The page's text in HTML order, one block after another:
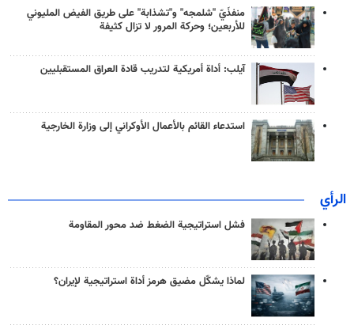
منفذَيّ "شلمجه" و"تشذابة" على طريق الفيض المليوني
للأربعين؛ وحركة المرور لا تزال كثيفة
آيلب: أداة أمريكية لتدريب قادة العراق المستقبليين
استدعاء القائم بالأعمال الأوكراني إلى وزارة الخارجية
الرأي
فشل استراتيجية الضغط ضد محور المقاومة
لماذا يشكّل مضيق هرمز أداة استراتيجية لإيران؟